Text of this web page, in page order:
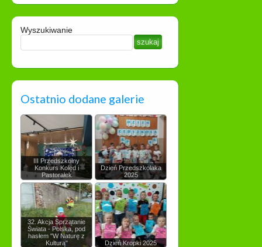
Wyszukiwanie
Ostatnio dodane galerie
III Przedszkolny
Konkurs Kolęd i
Pastorałek
Dzień Przedszkolaka
2025
32. Akcja Sprzątanie
Świata - Polska, pod
hasłem "W Naturę z
Kulturą"
Dzień Kropki 2025